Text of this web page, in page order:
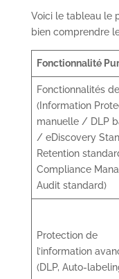
Voici le tableau le
bien comprendre
Fonctionnalité
Fonctionnalités
(Information
manuelle / DLP
/ eDiscovery
Retention
Compliance
Audit standard)
Protection de
l’information
(DLP, Auto-